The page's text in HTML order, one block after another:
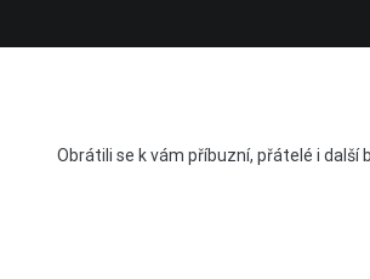
Obrátili se k vám příbuzní, přátelé i další